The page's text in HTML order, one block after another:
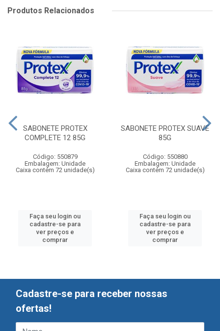
Produtos Relacionados
SABONETE PROTEX
COMPLETE 12 85G
Código: 550879
Embalagem: Unidade
Caixa contém 72 unidade(s)
Faça seu login ou
cadastre-se para
ver preços e
comprar
SABONETE PROTEX SUAVE
85G
Código: 550880
Embalagem: Unidade
Caixa contém 72 unidade(s)
Faça seu login ou
cadastre-se para
ver preços e
comprar
Cadastre-se para receber nossas
ofertas!